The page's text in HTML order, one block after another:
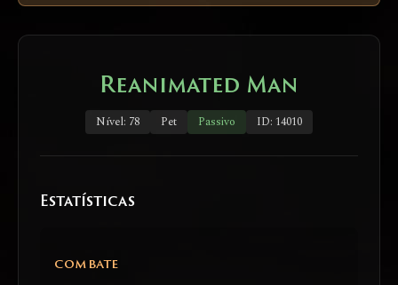
Reanimated Man
Nível: 78 Pet Passivo ID: 14010
Estatísticas
COMBATE